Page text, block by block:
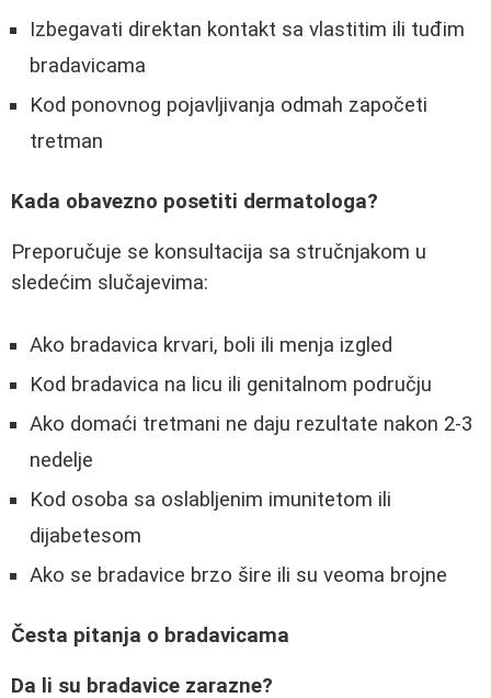
Izbegavati direktan kontakt sa vlastitim ili tuđim
bradavicama
Kod ponovnog pojavljivanja odmah započeti
tretman
Kada obavezno posetiti dermatologa?
Preporučuje se konsultacija sa stručnjakom u
sledećim slučajevima:
Ako bradavica krvari, boli ili menja izgled
Kod bradavica na licu ili genitalnom području
Ako domaći tretmani ne daju rezultate nakon 2-3
nedelje
Kod osoba sa oslabljenim imunitetom ili
dijabetesom
Ako se bradavice brzo šire ili su veoma brojne
Česta pitanja o bradavicama
Da li su bradavice zarazne?